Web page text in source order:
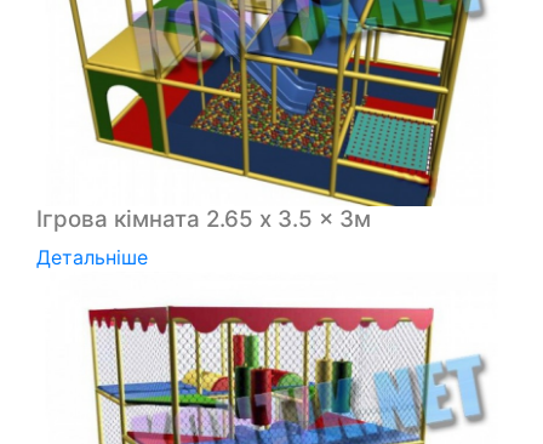
Ігрова кімната 2.65 x 3.5 x 3м
Детальніше